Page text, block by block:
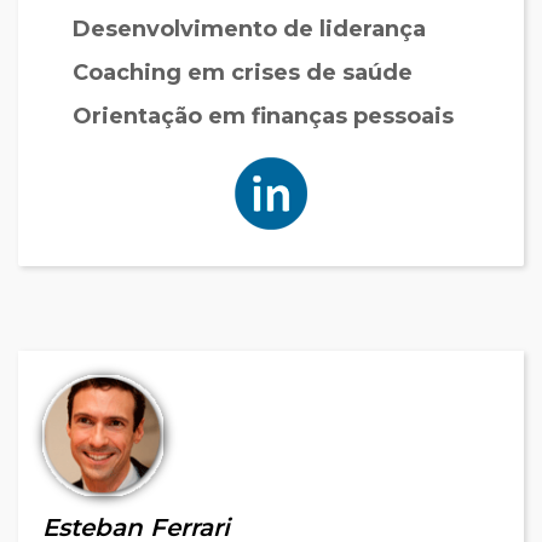
Desenvolvimento de liderança
Coaching em crises de saúde
Orientação em finanças pessoais
Esteban Ferrari